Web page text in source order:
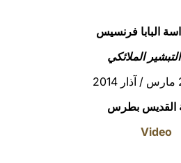
البابا فرنسيس
الملائكي
القديس بطرس
Video